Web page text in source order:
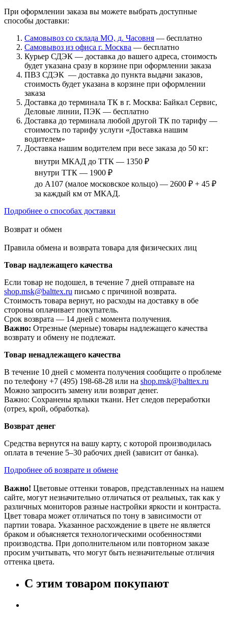
При оформлении заказа вы можете выбрать доступные
способы доставки:
Самовывоз со склада МО, д. Часовня — бесплатно
Самовывоз из офиса г. Москва — бесплатно
Курьер СДЭК — доставка до вашего адреса, стоимость
будет указана сразу в корзине при оформлении заказа
ПВЗ СДЭК — доставка до пункта выдачи заказов,
стоимость будет указана в корзине при оформлении
заказа
Доставка до терминала ТК в г. Москва: Байкал Сервис,
Деловые линии, ПЭК — бесплатно
Доставка до терминала любой другой ТК по тарифу —
стоимость по тарифу услуги «Доставка нашим
водителем»
Доставка нашим водителем при весе заказа до 50 кг:
внутри МКАД до ТТК — 1350 ₽
внутри ТТК — 1900 ₽
до А107 (малое московское кольцо) — 2600 ₽ + 45 ₽
за каждый км от МКАД.
Подробнее о способах доставки
Возврат и обмен
Правила обмена и возврата товара для физических лиц
Товар надлежащего качества
Если товар не подошел, в течение 7 дней отправьте на
shop.msk@balttex.ru письмо с причиной возврата.
Стоимость товара вернут, но расходы на доставку в обе
стороны оплачивает покупатель.
Срок возврата — 14 дней с момента получения.
Важно: Отрезные (мерные) товары надлежащего качества
возврату и обмену не подлежат.
Товар ненадлежащего качества
В течение 10 дней с момента получения сообщите о проблеме
по телефону +7 (495) 198-68-28 или на shop.msk@balttex.ru
Можно запросить замену или возврат денег.
Важно: Сохранены ярлыки ткани. Нет следов переработки
(отрез, крой, обработка).
Возврат денег
Средства вернутся на вашу карту, с которой производилась
оплата в течение 5–30 рабочих дней (зависит от банка).
Подробнее об возврате и обмене
Важно! Цветовые оттенки товаров, представленных на нашем
сайте, могут незначительно отличаться от реальных, так как у
различных мониторов разные настройки яркости и контраста.
Цвет товара может отличаться по тону в зависимости от
партии товара. Указанное расхождение в цвете не является
браком и объясняется технологическими особенностями
производства. При дополнительном или повторном заказе
просим учитывать, что могут быть незначительные отличия
оттенка цвета.
С этим товаром покупают